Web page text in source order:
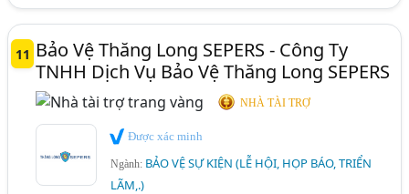
11 Bảo Vệ Thăng Long SEPERS - Công Ty
TNHH Dịch Vụ Bảo Vệ Thăng Long SEPERS
NHÀ TÀI TRỢ
Được xác minh
Ngành: BẢO VỆ SỰ KIỆN (LỄ HỘI, HỌP BÁO, TRIỂN
LÃM,.)